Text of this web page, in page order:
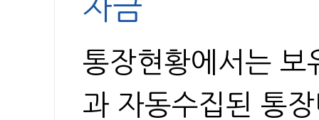
자금
통장현황에서는 보
과 자동수집된 통